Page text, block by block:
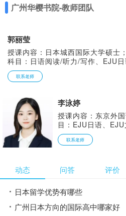
广州华樱书院-教师团队
郭丽莹
授课内容：日本城西国际大学硕士
科目：日语阅读/听力/写作、EJU日
专业知识功底扎实，思维缜密，热爱
事业。对技巧和技能有深入的研究，
方法的系统训练，重视学生审题能力
题方法等学习能力的培养。
联系老师
李泳婷
授课内容：东京外
目：EJU日语、
经验，能清晰把握
入浅出、课堂气氛
活跃，深受学生的喜
联系老师
动态 问答 评价
日本留学优势有哪些
广州日本方向的国际高中哪家好